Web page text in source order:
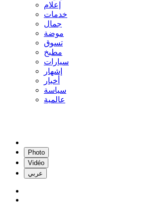
إعلام
خدمات
جمال
موضة
تسوق
مطبخ
سيارات
إشهار
أخبار
سياسة
عالمية
Photo
Vidéo
عربي